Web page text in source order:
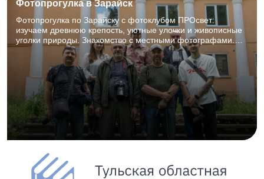
Фотопрогулка в Зарайск
Фотопрогулка по Зарайску с фотоклубом ПРОсвет:
изучаем древнюю крепость, уютные улочки и живописные
уголки природы. Знакомство с местными фотографами.
27.06.2026, 8:00–18:00. Для фотографов и творческих
объединений, 12+.